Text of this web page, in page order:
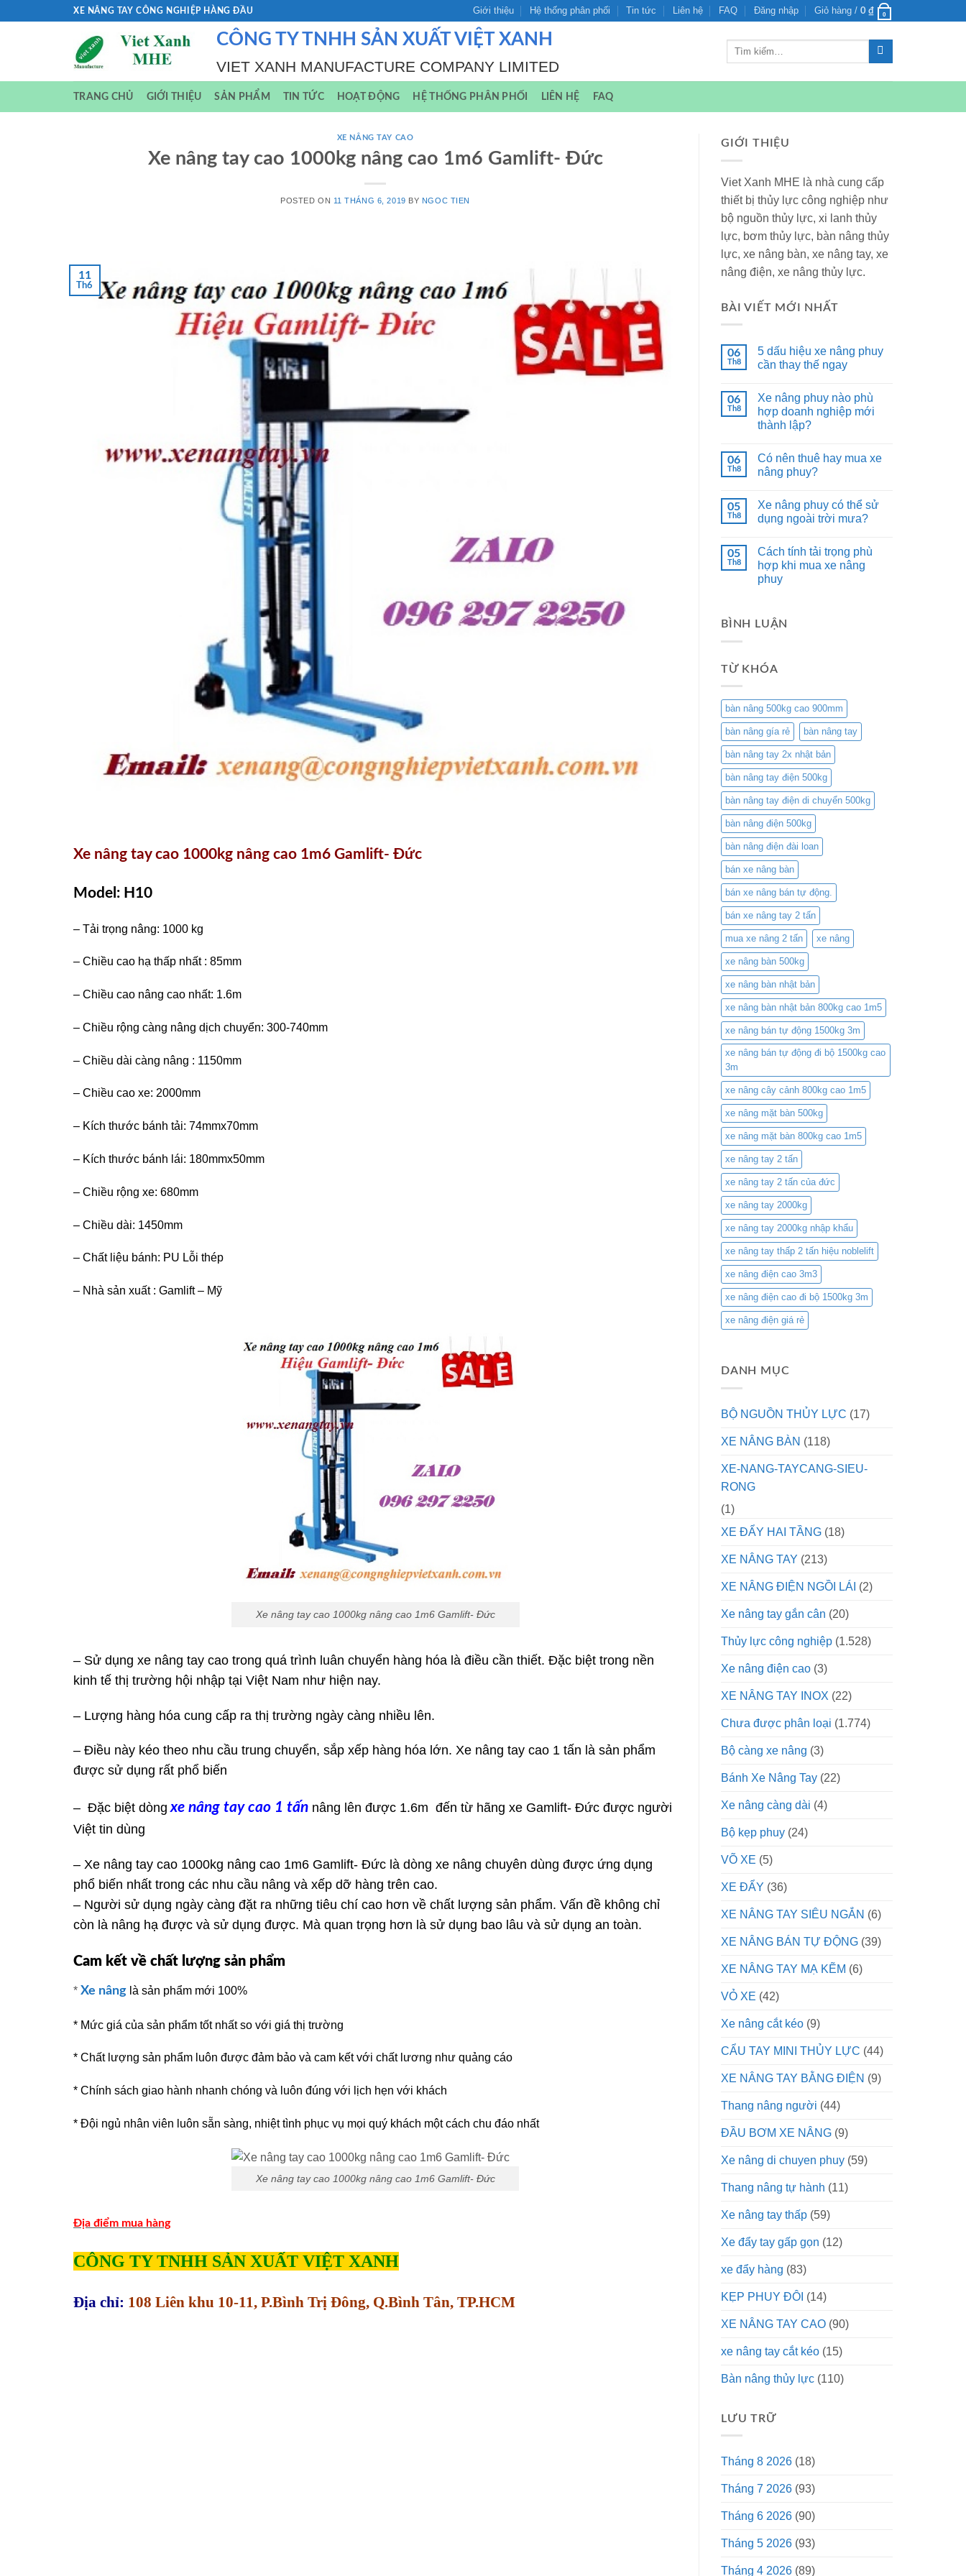
XE NÂNG TAY CÔNG NGHIỆP HÀNG ĐẦU Giới thiệu Hệ thống phân phối Tin tức Liên hệ FAQ Đăng nhập Giỏ hàng / 0 ₫ 0
CÔNG TY TNHH SẢN XUẤT VIỆT XANH
VIET XANH MANUFACTURE COMPANY LIMITED
TRANG CHỦ GIỚI THIỆU SẢN PHẨM TIN TỨC HOẠT ĐỘNG HỆ THỐNG PHÂN PHỐI LIÊN HỆ FAQ
XE NÂNG TAY CAO
Xe nâng tay cao 1000kg nâng cao 1m6 Gamlift- Đức
POSTED ON 11 THÁNG 6, 2019 BY NGOC TIEN
11
Th6
Xe nâng tay cao 1000kg nâng cao 1m6 Gamlift- Đức
Model: H10
– Tải trọng nâng: 1000 kg
– Chiều cao hạ thấp nhất : 85mm
– Chiều cao nâng cao nhất: 1.6m
– Chiều rộng càng nâng dịch chuyển: 300-740mm
– Chiều dài càng nâng : 1150mm
– Chiều cao xe: 2000mm
– Kích thước bánh tải: 74mmx70mm
– Kích thước bánh lái: 180mmx50mm
– Chiều rộng xe: 680mm
– Chiều dài: 1450mm
– Chất liệu bánh: PU Lỗi thép
– Nhà sản xuất : Gamlift – Mỹ
Xe nâng tay cao 1000kg nâng cao 1m6 Gamlift- Đức
– Sử dụng xe nâng tay cao trong quá trình luân chuyển hàng hóa là điều cần thiết. Đặc biệt trong nền
kinh tế thị trường hội nhập tại Việt Nam như hiện nay.
– Lượng hàng hóa cung cấp ra thị trường ngày càng nhiều lên.
– Điều này kéo theo nhu cầu trung chuyển, sắp xếp hàng hóa lớn. Xe nâng tay cao 1 tấn là sản phẩm
được sử dụng rất phổ biến
– Đặc biệt dòng xe nâng tay cao 1 tấn nâng lên được 1.6m đến từ hãng xe Gamlift- Đức được người
Việt tin dùng
– Xe nâng tay cao 1000kg nâng cao 1m6 Gamlift- Đức là dòng xe nâng chuyên dùng được ứng dụng
phổ biến nhất trong các nhu cầu nâng và xếp dỡ hàng trên cao.
– Người sử dụng ngày càng đặt ra những tiêu chí cao hơn về chất lượng sản phẩm. Vấn đề không chỉ
còn là nâng hạ được và sử dụng được. Mà quan trọng hơn là sử dụng bao lâu và sử dụng an toàn.
Cam kết về chất lượng sản phẩm
* Xe nâng là sản phẩm mới 100%
* Mức giá của sản phẩm tốt nhất so với giá thị trường
* Chất lượng sản phẩm luôn được đảm bảo và cam kết với chất lương như quảng cáo
* Chính sách giao hành nhanh chóng và luôn đúng với lịch hẹn với khách
* Đội ngủ nhân viên luôn sẵn sàng, nhiệt tình phục vụ mọi quý khách một cách chu đáo nhất
Xe nâng tay cao 1000kg nâng cao 1m6 Gamlift- Đức
Địa điểm mua hàng
CÔNG TY TNHH SẢN XUẤT VIỆT XANH
Địa chỉ: 108 Liên khu 10-11, P.Bình Trị Đông, Q.Bình Tân, TP.HCM
GIỚI THIỆU
Viet Xanh MHE là nhà cung cấp
thiết bị thủy lực công nghiệp như
bộ nguồn thủy lực, xi lanh thủy
lực, bơm thủy lực, bàn nâng thủy
lực, xe nâng bàn, xe nâng tay, xe
nâng điện, xe nâng thủy lực.
BÀI VIẾT MỚI NHẤT
06
Th8
5 dấu hiệu xe nâng phuy
cần thay thế ngay
06
Th8
Xe nâng phuy nào phù
hợp doanh nghiệp mới
thành lập?
06
Th8
Có nên thuê hay mua xe
nâng phuy?
05
Th8
Xe nâng phuy có thể sử
dụng ngoài trời mưa?
05
Th8
Cách tính tải trọng phù
hợp khi mua xe nâng
phuy
BÌNH LUẬN
TỪ KHÓA
bàn nâng 500kg cao 900mm
bàn nâng gía rẻ bàn nâng tay
bàn nâng tay 2x nhật bản
bàn nâng tay điện 500kg
bàn nâng tay điện di chuyển 500kg
bàn nâng điện 500kg
bàn nâng điện đài loan
bán xe nâng bàn
bán xe nâng bán tự động.
bán xe nâng tay 2 tấn
mua xe nâng 2 tấn xe nâng
xe nâng bàn 500kg
xe nâng bàn nhật bản
xe nâng bàn nhật bản 800kg cao 1m5
xe nâng bán tự động 1500kg 3m
xe nâng bán tự động đi bộ 1500kg cao
3m
xe nâng cây cảnh 800kg cao 1m5
xe nâng mặt bàn 500kg
xe nâng mặt bàn 800kg cao 1m5
xe nâng tay 2 tấn
xe nâng tay 2 tấn của đức
xe nâng tay 2000kg
xe nâng tay 2000kg nhập khẩu
xe nâng tay thấp 2 tấn hiệu noblelift
xe nâng điện cao 3m3
xe nâng điện cao đi bộ 1500kg 3m
xe nâng điện giá rẻ
DANH MỤC
BỘ NGUỒN THỦY LỰC (17)
XE NÂNG BÀN (118)
XE-NANG-TAYCANG-SIEU-
RONG
(1)
XE ĐẨY HAI TẦNG (18)
XE NÂNG TAY (213)
XE NÂNG ĐIỆN NGỒI LÁI (2)
Xe nâng tay gắn cân (20)
Thủy lực công nghiệp (1.528)
Xe nâng điện cao (3)
XE NÂNG TAY INOX (22)
Chưa được phân loại (1.774)
Bộ càng xe nâng (3)
Bánh Xe Nâng Tay (22)
Xe nâng càng dài (4)
Bộ kẹp phuy (24)
VÕ XE (5)
XE ĐẨY (36)
XE NÂNG TAY SIÊU NGẮN (6)
XE NÂNG BÁN TỰ ĐỘNG (39)
XE NÂNG TAY MẠ KẼM (6)
VỎ XE (42)
Xe nâng cắt kéo (9)
CẨU TAY MINI THỦY LỰC (44)
XE NÂNG TAY BẰNG ĐIỆN (9)
Thang nâng người (44)
ĐẦU BƠM XE NÂNG (9)
Xe nâng di chuyen phuy (59)
Thang nâng tự hành (11)
Xe nâng tay thấp (59)
Xe đẩy tay gấp gọn (12)
xe đẩy hàng (83)
KẸP PHUY ĐÔI (14)
XE NÂNG TAY CAO (90)
xe nâng tay cắt kéo (15)
Bàn nâng thủy lực (110)
LƯU TRỮ
Tháng 8 2026 (18)
Tháng 7 2026 (93)
Tháng 6 2026 (90)
Tháng 5 2026 (93)
Tháng 4 2026 (89)